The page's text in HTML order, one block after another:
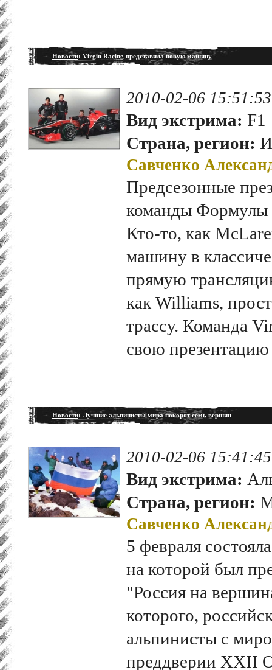
Новости: Virgin Racing представила новую машину
2010-02-06 15:51:53
Вид экстрима: F1
Страна, регион:
Савченко
Предсезонные
команды Формулы
Кто-то, как
машину в
прямую
как Williams,
трассу. Команда
свою
Новости: Лучшие альпинисты мира покорят семь вершин
2010-02-06 15:41:45
Вид экстрима:
Страна, регион:
Савченко
5 февраля
на которой был
"Россия на
которого,
альпинисты с
преддверии XXII